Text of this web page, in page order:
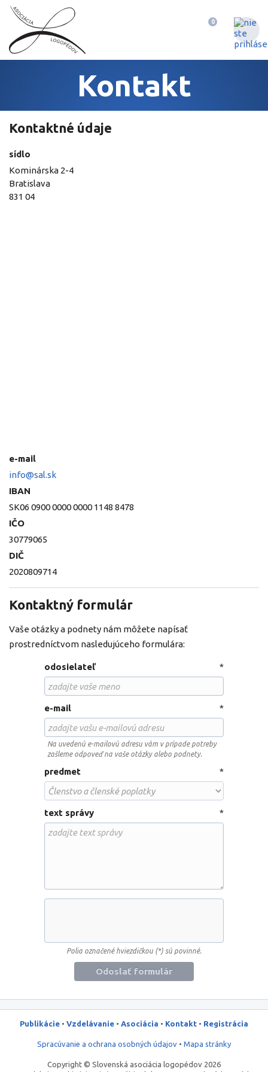
sídlom
Bratislave
Košík:
0
Kontakt
Kontaktné údaje
sídlo
Kominárska 2-4
Bratislava
831 04
e-mail
info@sal.sk
IBAN
SK06 0900 0000 0000 1148 8478
IČO
30779065
DIČ
2020809714
Kontaktný formulár
Vaše otázky a podnety nám môžete napísať
prostredníctvom nasledujúceho formulára:
odosielateľ *
e-mail *
Na uvedenú e-mailovú adresu vám v prípade potreby
zašleme odpoveď na vaše otázky alebo podnety.
predmet *
text správy *
Polia označené hviezdičkou (*) sú povinné.
Odoslať formulár
Publikácie • Vzdelávanie • Asociácia • Kontakt • Registrácia
Spracúvanie a ochrana osobných údajov • Mapa stránky
Copyright © Slovenská asociácia logopédov 2026